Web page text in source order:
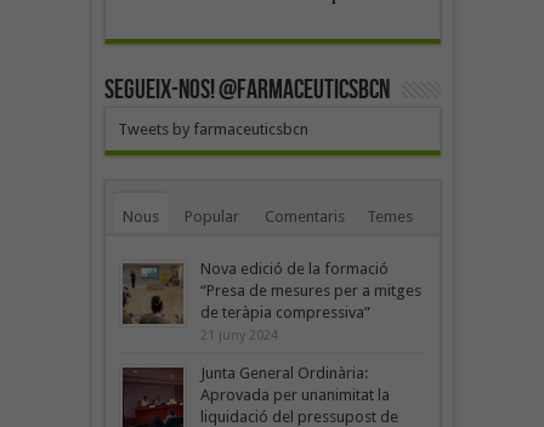
SEGUEIX-NOS! @farmaceuticsbcn
Tweets by farmaceuticsbcn
Nous Popular Comentaris Temes
Nova edició de la formació
“Presa de mesures per a mitges
de teràpia compressiva”
21 juny 2024
Junta General Ordinària:
Aprovada per unanimitat la
liquidació del pressupost de